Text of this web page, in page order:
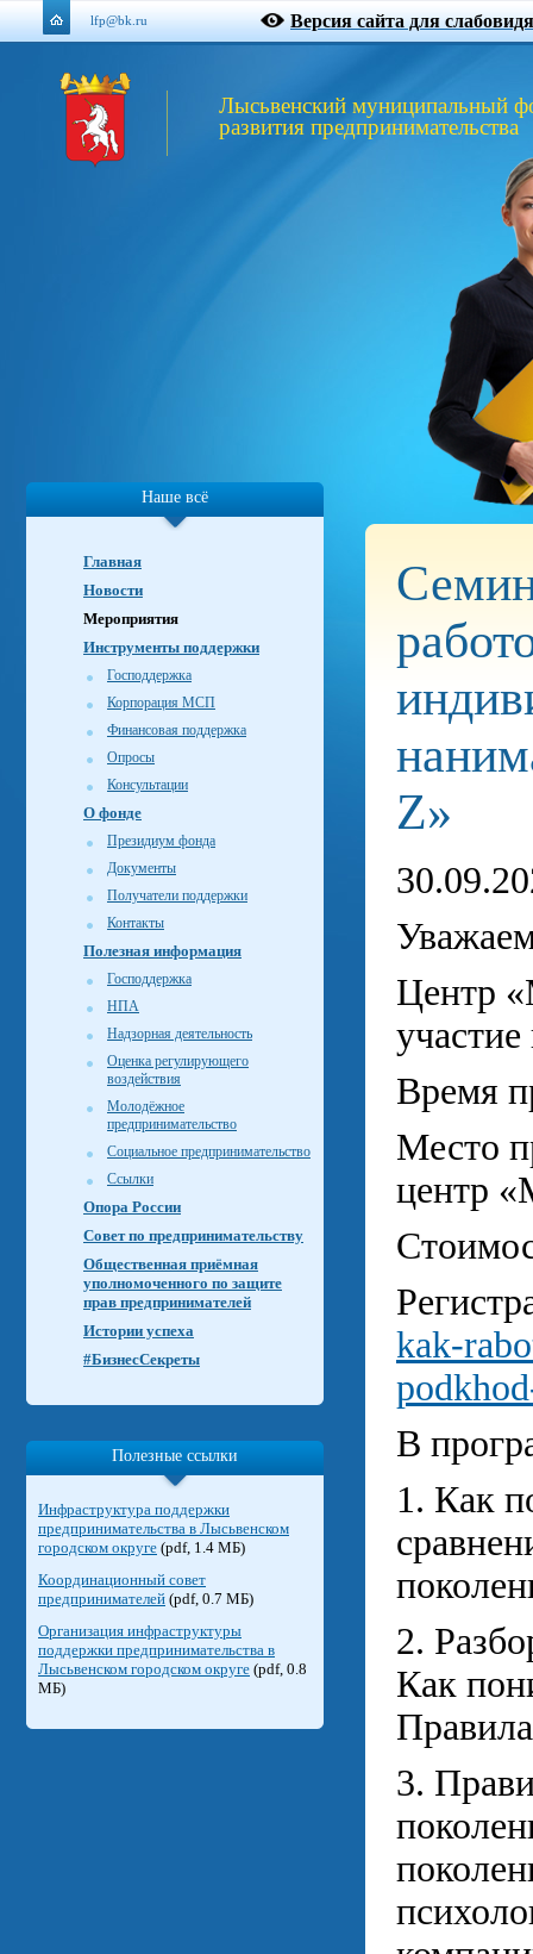
lfp@bk.ru Версия сайта для
Лысьвенский муниципальный
развития предпринимательства
Наше всё
Главная
Новости
Мероприятия
Инструменты поддержки
Господдержка
Корпорация МСП
Финансовая поддержка
Опросы
Консультации
О фонде
Президиум фонда
Документы
Получатели поддержки
Контакты
Полезная информация
Господдержка
НПА
Надзорная деятельность
Оценка регулирующего
воздействия
Молодёжное
предпринимательство
Социальное предпринимательство
Ссылки
Опора России
Совет по предпринимательству
Общественная приёмная
уполномоченного по защите
прав предпринимателей
Истории успеха
#БизнесСекреты
Полезные ссылки
Инфраструктура поддержки
предпринимательства в Лысьвенском
городском округе (pdf, 1.4 МБ)
Координационный совет
предпринимателей (pdf, 0.7 МБ)
Организация инфраструктуры
поддержки предпринимательства в
Лысьвенском городском округе (pdf, 0.8
МБ)
Z»
Центр
Время
Место
центр
kak-
В
1. Как
2.
Как
3.